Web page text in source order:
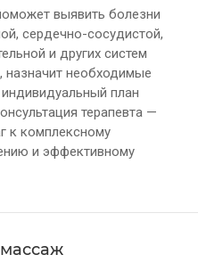
выявить болезни
сердечно-сосудистой,
и других систем
назначит необходимые
план
терапевта —
к комплексному
и эффективному